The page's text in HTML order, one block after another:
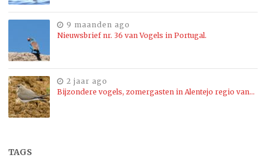
9 maanden ago
Nieuwsbrief nr. 36 van Vogels in Portugal.
2 jaar ago
Bijzondere vogels, zomergasten in Alentejo regio van…
TAGS